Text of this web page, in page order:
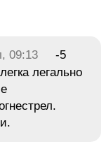
09:13
-5
легально